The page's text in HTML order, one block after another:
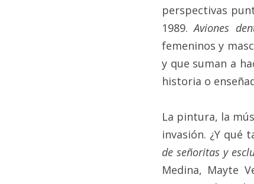
perspectivas
1989. Aviones
femeninos y
y que suman a
historia o
La pintura, la
invasión. ¿Y qué
de señoritas y
Medina, Mayte